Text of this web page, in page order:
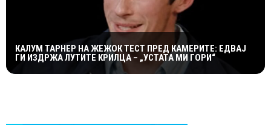
КАЛУМ ТАРНЕР НА ЖЕЖОК ТЕСТ ПРЕД КАМЕРИТЕ: ЕДВАЈ
ГИ ИЗДРЖА ЛУТИТЕ КРИЛЦА – „УСТАТА МИ ГОРИ“